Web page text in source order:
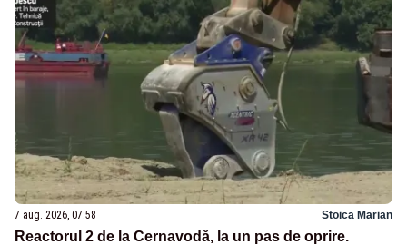
7 aug. 2026, 07:58 Stoica Marian
Reactorul 2 de la Cernavodă, la un pas de oprire.